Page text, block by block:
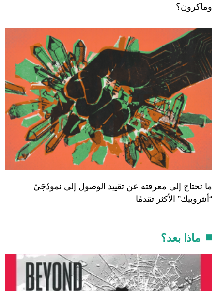
وماكرون؟
ما تحتاج إلى معرفته عن تقييد الوصول إلى نموذَجَيْ
“أنثروبيك” الأكثر تقدمًا
ماذا بعد؟